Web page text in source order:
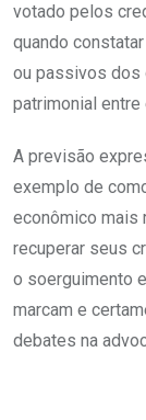
votado pelos
quando
ou passivos dos
patrimonial entre
A previsão
exemplo de
econômico mais
recuperar seus
o soerguimento
marcam e
debates na